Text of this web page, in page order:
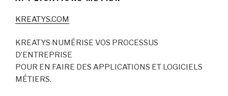
KREATYS.COM
KREATYS NUMÉRISE VOS PROCESSUS
D’ENTREPRISE
POUR EN FAIRE DES APPLICATIONS ET LOGICIELS
MÉTIERS.